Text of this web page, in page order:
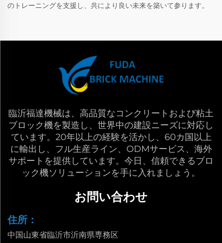
のトレーニングを支援し、共により良い未来を築いて参ります。
臨沂福達機械は、高品質なコンクリートおよび粘土
ブロック機を製造し、世界中の建設ニーズに対応し
ています。20年以上の経験を活かし、60カ国以上
に輸出し、フル生産ライン、ODMサービス、海外
サポートを提供しています。今日、信頼できるブロ
ック機ソリューションを手に入れましょう。
お問い合わせ
住所：
中国山東省臨沂市沂南県専務区